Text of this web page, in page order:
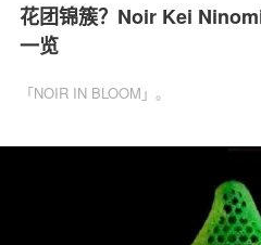
花团锦簇？Noir Kei
一览
「NOIR IN BLOOM」。